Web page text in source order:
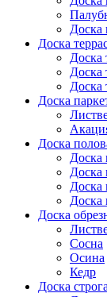
Доска
Доска
Доска
Доска
Доска
Доска
Доска
Доска
Доска
Доска
Доска
Доска
Сосна
Осина
Кедр
Доска